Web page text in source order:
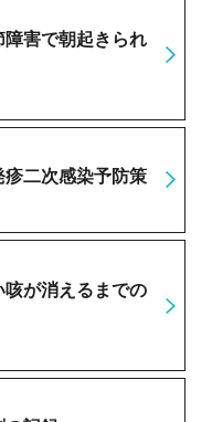
害で朝起きられ
二次感染予防策
が消えるまでの